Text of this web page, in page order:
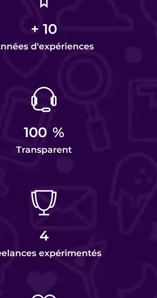
+ 10
d'expériences
100 %
Transparent
4
expérimentés